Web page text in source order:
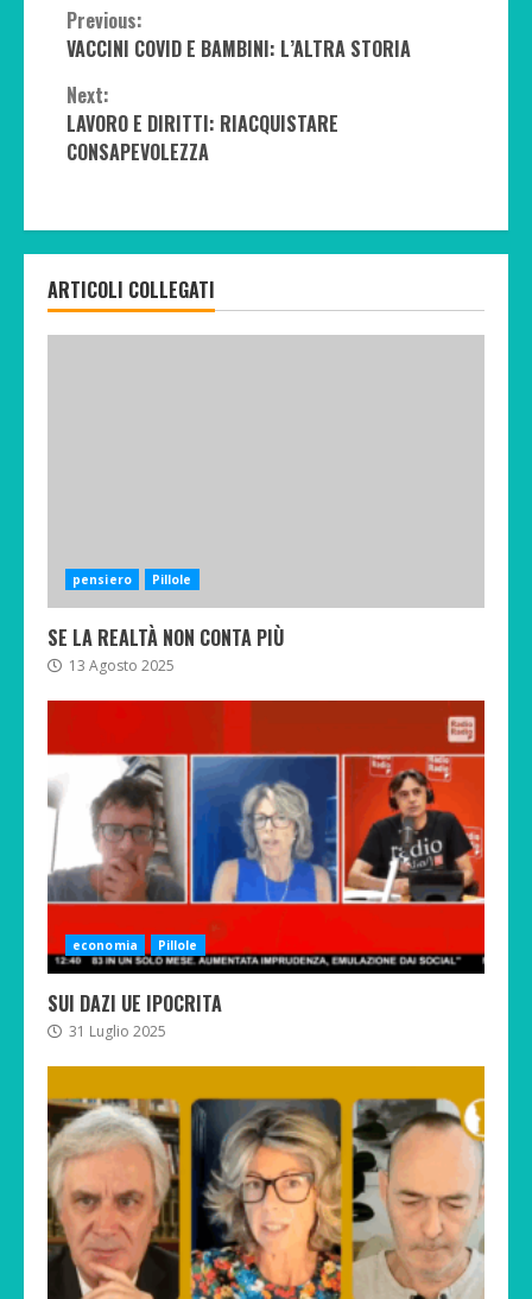
Continue
Reading
Previous:
VACCINI COVID E BAMBINI: L’ALTRA STORIA
Next:
LAVORO E DIRITTI: RIACQUISTARE
CONSAPEVOLEZZA
ARTICOLI COLLEGATI
pensiero Pillole
SE LA REALTÀ NON CONTA PIÙ
13 Agosto 2025
economia Pillole
SUI DAZI UE IPOCRITA
31 Luglio 2025